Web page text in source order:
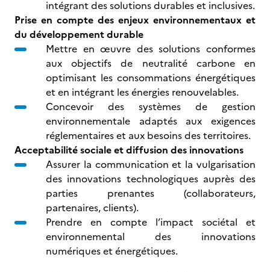
intégrant des solutions durables et inclusives.
Prise en compte des enjeux environnementaux et
du développement durable
Mettre en œuvre des solutions conformes
aux objectifs de neutralité carbone en
optimisant les consommations énergétiques
et en intégrant les énergies renouvelables.
Concevoir des systèmes de gestion
environnementale adaptés aux exigences
réglementaires et aux besoins des territoires.
Acceptabilité sociale et diffusion des innovations
Assurer la communication et la vulgarisation
des innovations technologiques auprès des
parties prenantes (collaborateurs,
partenaires, clients).
Prendre en compte l’impact sociétal et
environnemental des innovations
numériques et énergétiques.